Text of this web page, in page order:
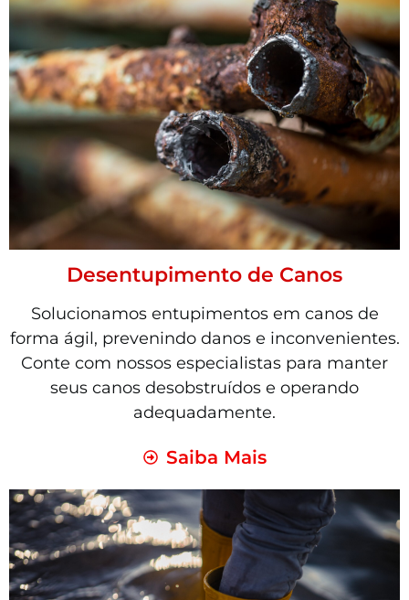
Desentupimento de Canos
Solucionamos entupimentos em canos de
forma ágil, prevenindo danos e inconvenientes.
Conte com nossos especialistas para manter
seus canos desobstruídos e operando
adequadamente.
Saiba Mais